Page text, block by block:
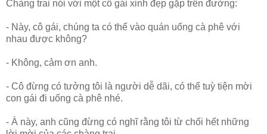
Chàng trai nói với một cô gái xinh đẹp gặp trên đường:
- Này, cô gái, chúng ta có thể vào quán uống cà phê với
nhau được không?
- Không, cảm ơn anh.
- Cô đừng có tưởng tôi là người dễ dãi, có thể tuỳ tiện mời
con gái đi uống cà phê nhé.
- À này, anh cũng đừng có nghĩ rằng tôi từ chối hết những